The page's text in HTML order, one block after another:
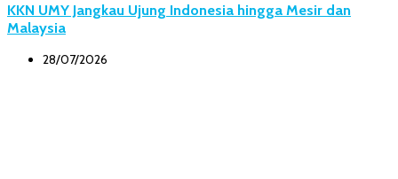
KKN UMY Jangkau Ujung Indonesia hingga Mesir dan
Malaysia
28/07/2026